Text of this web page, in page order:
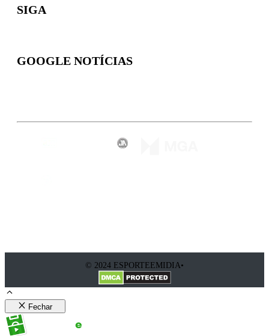
SIGA
GOOGLE NOTÍCIAS
© 2024 ESPORTEEMIDIA•
Fechar